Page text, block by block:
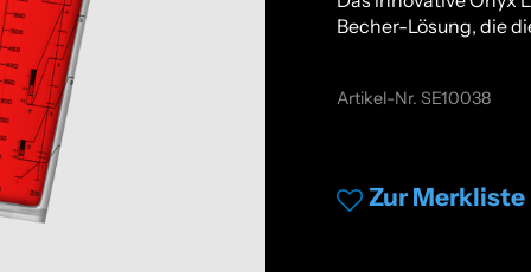
Becher-Lösung, die
Artikel-Nr. SE10038
Zur